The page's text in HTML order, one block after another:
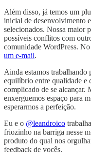
Além disso, já temos um
inicial de desenvolvimento
selecionados. Nossa maior
possíveis conflitos com
comunidade WordPress.
um e-mail.
Ainda estamos trabalhando
equilíbrio entre qualidade e
complicado de se alcançar.
enxerguemos espaço para
esperarmos a perfeição.
Eu e o @leandroico
friozinho na barriga nesse
produto do qual nos
feedback de vocês.